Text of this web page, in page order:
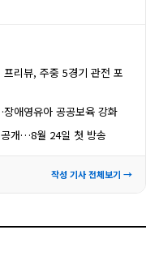
리뷰, 주중 5경기 관전 포
애영유아 공공보육 강화
개…8월 24일 첫 방송
작성 기사 전체보기 →